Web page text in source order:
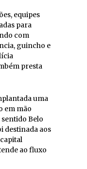
equipes
para
com
guincho e
presta
uma
em mão
Belo
destinada aos
ao fluxo